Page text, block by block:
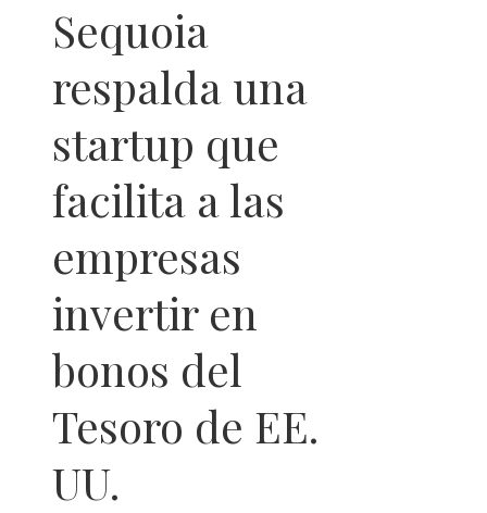
Sequoia
respalda una
startup que
facilita a las
empresas
invertir en
bonos del
Tesoro de EE.
UU.